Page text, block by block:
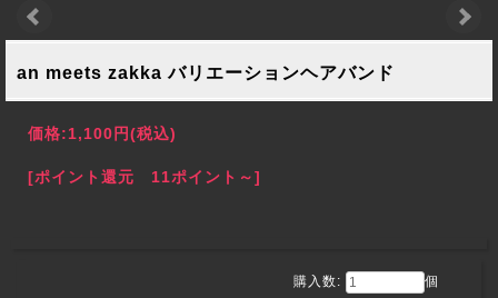
an meets zakka バリエーションヘアバンド
価格:1,100円(税込)
[ポイント還元 11ポイント～]
購入数: 個